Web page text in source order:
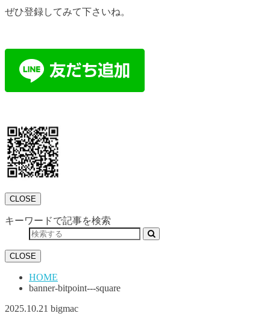
ぜひ登録してみて下さいね。
CLOSE
キーワードで記事を検索
CLOSE
HOME
banner-bitpoint---square
2025.10.21 bigmac